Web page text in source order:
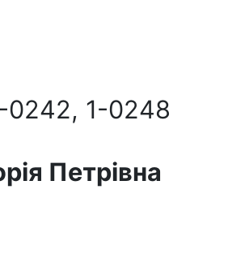
0242, 1-0248
Петрівна